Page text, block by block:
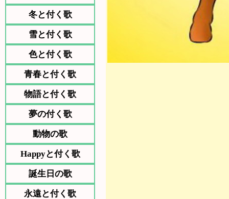
冬と付く歌
雪と付く歌
色と付く歌
青春と付く歌
物語と付く歌
夢の付く歌
動物の歌
Happyと付く歌
誕生日の歌
永遠と付く歌